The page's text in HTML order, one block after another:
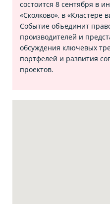
состоится 8 сентября в
«Сколково», в «Кластере
Событие объединит
производителей и
обсуждения ключевых
портфелей и развития
проектов.